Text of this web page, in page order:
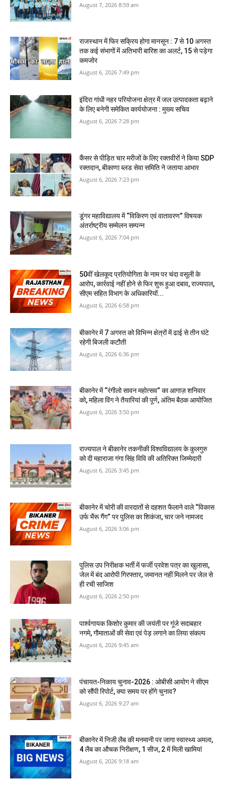
August 7, 2026 8:59 am
राजस्थान में फिर सक्रिय होगा मानसून : 7 से 10 अगस्त
तक कई संभागों में अतिभारी बारिश का अलर्ट, 15 से पड़ेगा
कमजोर
August 6, 2026 7:49 pm
इंदिरा गांधी नहर परियोजना क्षेत्र में जल उत्पादकता बढ़ाने
के लिए बनेगी समेकित कार्ययोजना : मुख्य सचिव
August 6, 2026 7:28 pm
कैंसर से पीड़ित चार मरीजों के लिए रक्तवीरों ने किया SDP
रक्तदान, बीकाणा ब्लड सेवा समिति ने जताया आभार
August 6, 2026 7:23 pm
डूंगर महाविद्यालय में “विकिरण एवं वातावरण” विषयक
अंतर्राष्ट्रीय सम्मेलन सम्पन्न
August 6, 2026 7:04 pm
50वीं खेलकूद प्रतियोगिता के नाम पर चंदा वसूली के
आरोप, कार्रवाई नहीं होने से फिर शुरू हुआ दबाव, राज्यपाल,
सीएम सहित विभाग के अधिकारियों...
August 6, 2026 6:58 pm
बीकानेर में 7 अगस्‍त को विभिन्‍न क्षेत्रों में ढाई से तीन घंटे
रहेगी बिजली कटौती
August 6, 2026 6:36 pm
बीकानेर में “रंगीलो सावन महोत्सव” का आगाज़ शनिवार
को, महिला विंग ने तैयारियां की पूर्ण, अंतिम बैठक आयोजित
August 6, 2026 3:50 pm
राज्यपाल ने बीकानेर तकनीकी विश्वविद्यालय के कुलगुरु
को दी महाराजा गंगा सिंह विवि की अतिरिक्त जिम्मेदारी
August 6, 2026 3:45 pm
बीकानेर में चोरी की वारदातों से दहशत फैलाने वाले “विकास
उर्फ भैंरू गैंग” पर पुलिस का शिकंजा, चार जने नामजद
August 6, 2026 3:06 pm
पुलिस उप निरीक्षक भर्ती में फर्जी प्रवेश पत्र का खुलासा,
जेल में बंद आरोपी गिरफ्तार, जमानत नहीं मिलने पर जेल से
ही रची साजिश
August 6, 2026 2:50 pm
पार्श्वगायक किशोर कुमार की जयंती पर गूंजे सदाबहार
नगमे, गौमाताओं की सेवा एवं पेड़ लगाने का लिया संकल्प
August 6, 2026 9:45 am
पंचायत-निकाय चुनाव-2026 : ओबीसी आयोग ने सीएम
को सौंपी रिपोर्ट, क्‍या समय पर होंगे चुनाव?
August 6, 2026 9:27 am
बीकानेर में निजी लैब की मनमानी पर जागा स्‍वास्‍थ्‍य अमला,
4 लैब का औचक निरीक्षण, 1 सीज, 2 में मिली खामियां
August 6, 2026 9:18 am